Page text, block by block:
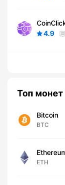
4.9
Топ монет
Bitcoin
BTC
ETH